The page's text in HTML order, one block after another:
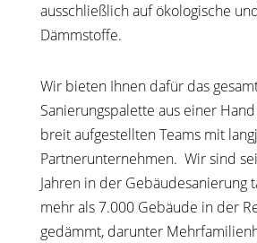
ausschließlich auf ökologische
Dämmstoffe.
Wir bieten Ihnen dafür das
Sanierungspalette aus einer
breit aufgestellten Teams mit
Partnerunternehmen. Wir sind
Jahren in der Gebäudesanierung
mehr als 7.000 Gebäude in der
gedämmt, darunter